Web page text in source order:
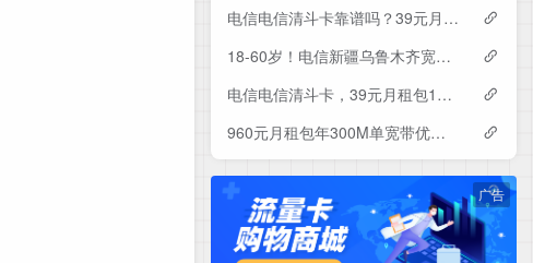
电信电信清斗卡靠谱吗？39元月租包185G+200分钟实测分享
18-60岁！电信新疆乌鲁木齐宽带卡，119-229元月租1200-1800M120-240G+1300-3000分钟融合宽带套餐
电信电信清斗卡，39元月租包185G+200分钟
960元月租包年300M单宽带优惠套餐！电信辽宁沈阳宽带卡套餐详情与办理指南
广告